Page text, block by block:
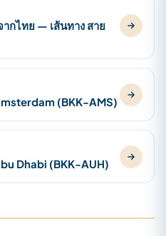
ากไทย — เส้นทาง สาย
(BKK-AMS)
Dhabi (BKK-AUH)